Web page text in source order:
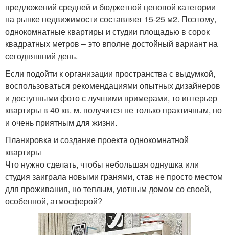
предложений средней и бюджетной ценовой категории
на рынке недвижимости составляет 15-25 м2. Поэтому,
однокомнатные квартиры и студии площадью в сорок
квадратных метров – это вполне достойный вариант на
сегодняшний день.
Если подойти к организации пространства с выдумкой,
воспользоваться рекомендациями опытных дизайнеров
и доступными фото с лучшими примерами, то интерьер
квартиры в 40 кв. м. получится не только практичным, но
и очень приятным для жизни.
Планировка и создание проекта однокомнатной
квартиры
Что нужно сделать, чтобы небольшая однушка или
студия заиграла новыми гранями, став не просто местом
для проживания, но теплым, уютным домом со своей,
особенной, атмосферой?